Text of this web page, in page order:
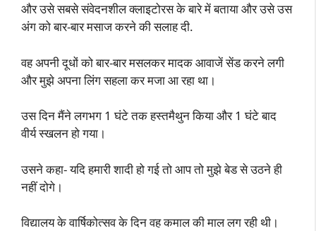
और उसे सबसे संवेदनशील क्लाइटोरस के बारे में बताया और उसे उस
अंग को बार-बार मसाज करने की सलाह दी.
वह अपनी दूधों को बार-बार मसलकर मादक आवाजें सेंड करने लगी
और मुझे अपना लिंग सहला कर मजा आ रहा था।
उस दिन मैंने लगभग 1 घंटे तक हस्तमैथुन किया और 1 घंटे बाद
वीर्य स्खलन हो गया।
उसने कहा- यदि हमारी शादी हो गई तो आप तो मुझे बेड से उठने ही
नहीं दोगे।
विद्यालय के वार्षिकोत्सव के दिन वह कमाल की माल लग रही थी।